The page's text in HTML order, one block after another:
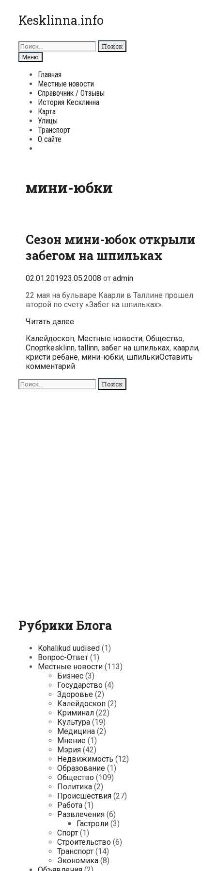
Перейти
к
Kesklinna.info
Поиск
для:
Поиск
Меню
Главная
Местные новости
Справочник / Отзывы
История Кесклинна
Карта
Улицы
Транспорт
О сайте
мини-юбки
Сезон мини-юбок открыли
забегом на шпильках
02.01.201923.05.2008 от admin
22 мая на бульваре Каарли в Таллине прошел
второй по счету «Забег на шпильках».
Читать далееСезон
юбок
открыли
забегом
на
шпильках
Рубрики
Калейдоскоп, Местные новости, Общество,
СпортМетки
kesklinn, tallinn, забег на шпильках, каарли,
кристи ребане, мини-юбки, шпилькиОставить
комментарий
Поиск
для:
Рубрики Блога
Kohalikud uudised (1)
Вопрос-Ответ (1)
Местные новости (113)
Бизнес (3)
Государство (4)
Здоровье (2)
Калейдоскоп (2)
Криминал (22)
Культура (19)
Медицина (2)
Мнение (1)
Мэрия (42)
Недвижимость (12)
Образование (1)
Общество (109)
Политика (2)
Происшествия (27)
Работа (1)
Развлечения (6)
Гастроли (3)
Спорт (1)
Строительство (6)
Транспорт (14)
Экономика (8)